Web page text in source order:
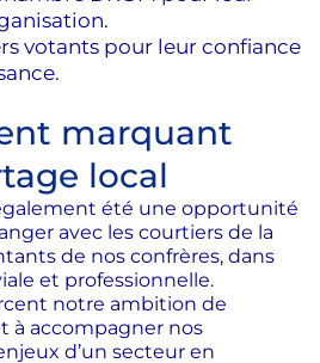
votants pour leur confiance
marquant
local
été une opportunité
avec les courtiers de la
de nos confrères, dans
et professionnelle.
notre ambition de
à accompagner nos
d’un secteur en